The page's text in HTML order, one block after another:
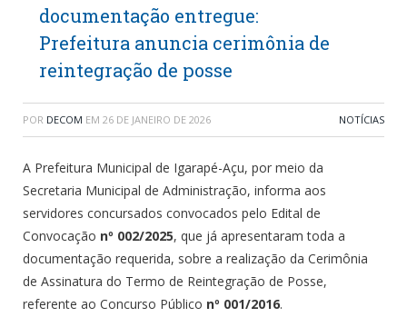
documentação entregue:
Prefeitura anuncia cerimônia de
reintegração de posse
POR DECOM EM 26 DE JANEIRO DE 2026 NOTÍCIAS
A Prefeitura Municipal de Igarapé-Açu, por meio da
Secretaria Municipal de Administração, informa aos
servidores concursados convocados pelo Edital de
Convocação nº 002/2025, que já apresentaram toda a
documentação requerida, sobre a realização da Cerimônia
de Assinatura do Termo de Reintegração de Posse,
referente ao Concurso Público nº 001/2016.